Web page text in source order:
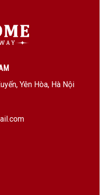
Yên Hòa, Hà Nội